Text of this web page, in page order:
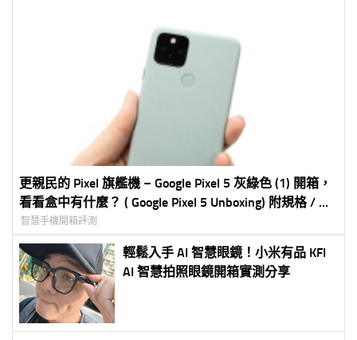
更親民的 Pixel 旗艦機 – Google Pixel 5 灰綠色 (1) 開箱，
看看盒中有什麼？ ( Google Pixel 5 Unboxing) 附規格 / 彙
整資料
智慧手機開箱評測
輕鬆入手 AI 智慧眼鏡！小米有品 KFI
AI 智慧拍照眼鏡開箱實測分享